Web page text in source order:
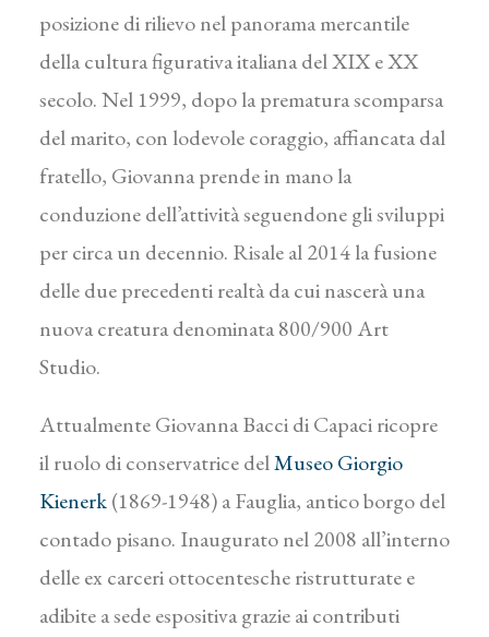
posizione di rilievo nel panorama mercantile
della cultura figurativa italiana del XIX e XX
secolo. Nel 1999, dopo la prematura scomparsa
del marito, con lodevole coraggio, affiancata dal
fratello, Giovanna prende in mano la
conduzione dell’attività seguendone gli sviluppi
per circa un decennio. Risale al 2014 la fusione
delle due precedenti realtà da cui nascerà una
nuova creatura denominata 800/900 Art
Studio.
Attualmente Giovanna Bacci di Capaci ricopre
il ruolo di conservatrice delMuseo Giorgio
Kienerk(1869-1948) a Fauglia, antico borgo del
contado pisano. Inaugurato nel 2008 all’interno
delle ex carceri ottocentesche ristrutturate e
adibite a sede espositiva grazie ai contributi